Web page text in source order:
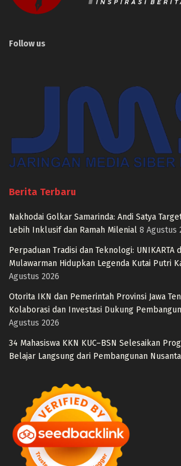
Follow us
Berita Terbaru
Nakhodai Golkar Samarinda: Andi Satya
Lebih Inklusif dan Ramah Milenial 8 Agustus
Perpaduan Tradisi dan Teknologi: UNIKARTA
Mulawarman Hidupkan Legenda Kutai Putri
Agustus 2026
Otorita IKN dan Pemerintah Provinsi Jawa
Kolaborasi dan Investasi Dukung
Agustus 2026
34 Mahasiswa KKN KUC–BSN Selesaikan
Belajar Langsung dari Pembangunan